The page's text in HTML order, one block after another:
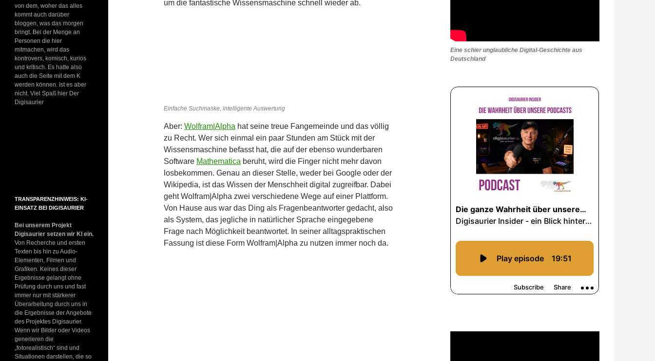
um die fantastische Wissensmaschine schnell wieder ab.
Einfache Suchmaske, intelligente Auswertung
Aber: Wolfram|Alpha hat seine treue Fangemeinde und das völlig
zu Recht. Wer sich einmal ein paar Stunden am Stück mit der
Wissensmaschine befasst hat, die auf der ebenso wunderbaren
Software Mathematica beruht, wird die Finger nicht mehr davon
losbekommen. Genau an dieser Stelle, weder bei Google oder der
Wikipedia, ist das Wissen der Menschheit digital zugreifbar. Dabei
geht Wolfram|Alpha zwei verschiedene Wege auf einer Plattform.
Von Hause aus war das Ding als Fragenbeantworter gedacht, also
als System, das jegliche in natürlicher Sprache eingegebene
Frage nach Möglichkeit beantwortet. In seiner alltagspraktischen
Fassung ist diese Form Wolfram|Alpha zu nutzen immer noch da.
Eine schier unglaubliche Digital-Geschichte aus
Deutschland
von dem, woher das alles
kommt auch darüber
bloggen, was das morgen
bringt. Bei der Menge an
Personen die hier
mitmachen, wird das
kontrovers, komisch, kurios
und kritisch. Es hatte also
auch die Seite mit dem K
werden können. Ist es aber
nicht. Viel Spaß hier Der
Digisaurier
TRANSPARENZHINWEIS: KI-
EINSATZ BEI DIGISAURIER
Bei unserem Projekt
Digisaurier setzen wir KI ein.
Von Recherche und ersten
Texten bis hin zu Audio-
Elementen, Filmen und
Grafiken. Keines dieser
Ergebnisse gelangt ohne
Prüfung durch uns und fast
immer nur mit stärkerer
Überarbeitung durch uns in
die Ergebnisse der Angebote
des Projektes Digisaurier.
Wenn wir Bilder oder Videos
generieren die
„fotorealistisch“ sind und
Situationen darstellen, die so